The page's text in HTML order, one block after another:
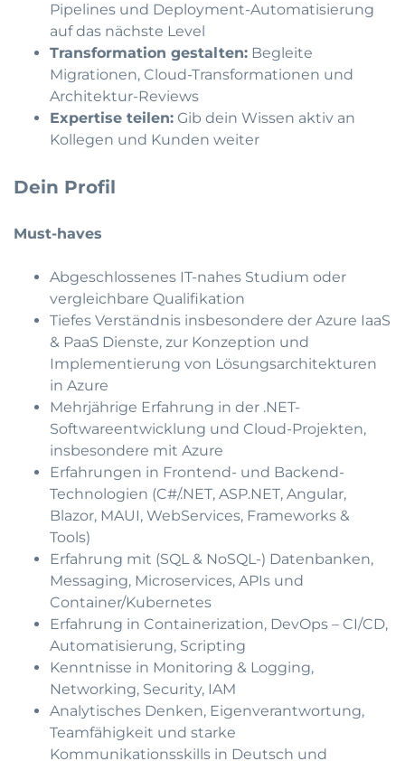
Pipelines und Deployment-Automatisierung
auf das nächste Level
Transformation gestalten: Begleite
Migrationen, Cloud-Transformationen und
Architektur-Reviews
Expertise teilen: Gib dein Wissen aktiv an
Kollegen und Kunden weiter
Dein Profil
Must-haves
Abgeschlossenes IT-nahes Studium oder
vergleichbare Qualifikation
Tiefes Verständnis insbesondere der Azure IaaS
& PaaS Dienste, zur Konzeption und
Implementierung von Lösungsarchitekturen
in Azure
Mehrjährige Erfahrung in der .NET-
Softwareentwicklung und Cloud-Projekten,
insbesondere mit Azure
Erfahrungen in Frontend- und Backend-
Technologien (C#/.NET, ASP.NET, Angular,
Blazor, MAUI, WebServices, Frameworks &
Tools)
Erfahrung mit (SQL & NoSQL-) Datenbanken,
Messaging, Microservices, APIs und
Container/Kubernetes
Erfahrung in Containerization, DevOps – CI/CD,
Automatisierung, Scripting
Kenntnisse in Monitoring & Logging,
Networking, Security, IAM
Analytisches Denken, Eigenverantwortung,
Teamfähigkeit und starke
Kommunikationsskills in Deutsch und